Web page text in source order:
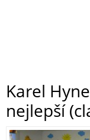
Karel
nejlepší